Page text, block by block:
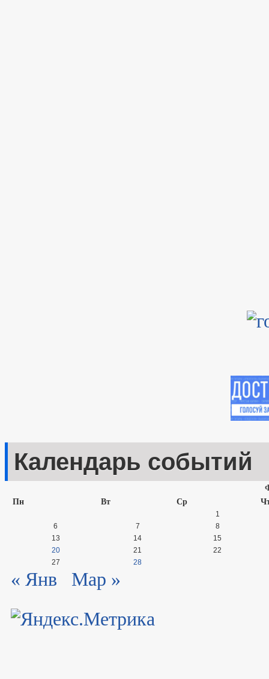
Календарь событий
Пн
Вт Ср
1
6
7
8
13
14
15
20
21
22
27
28
« Янв Мар »